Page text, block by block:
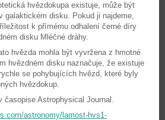
hvězdokupa existuje, může být
galaktickém disku. Pokud ji najdeme,
k přímému odhalení černé díry
disku Mléčné dráhy.
hvězda mohla být vyvržena z hmotné
hvězdném disku naznačuje, že existuje
se pohybujících hvězd, které byly
hvězdokup.
časopise Astrophysical Journal.
astronomy/lamost-hvs1-